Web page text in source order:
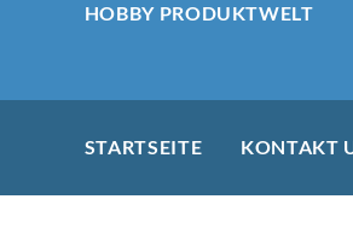
HOBBY PRODUKTWELT
STARTSEITE KONTAKT